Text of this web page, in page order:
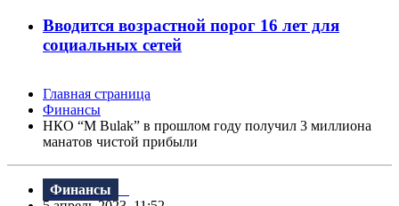
Вводится возрастной порог 16 лет для
социальных сетей
Главная страница
Финансы
НКО “M Bulak” в прошлом году получил 3 миллиона
манатов чистой прибыли
Финансы